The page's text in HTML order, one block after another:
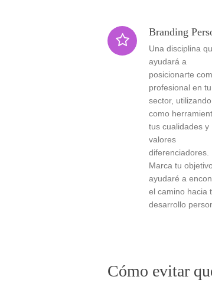

Branding
Una disciplina
ayudará a
posicionarte
profesional en tu
sector, utilizando
como
tus cualidades y
valores
diferenciadores.
Marca tu
ayudaré a
el camino hacia
desarrollo
Cómo evitar